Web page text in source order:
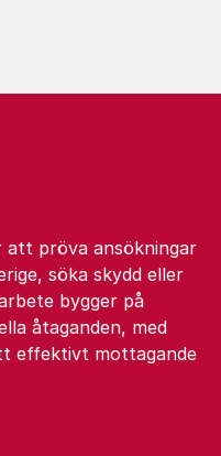
pröva ansökningar
söka skydd eller
bygger på
åtaganden, med
effektivt mottagande